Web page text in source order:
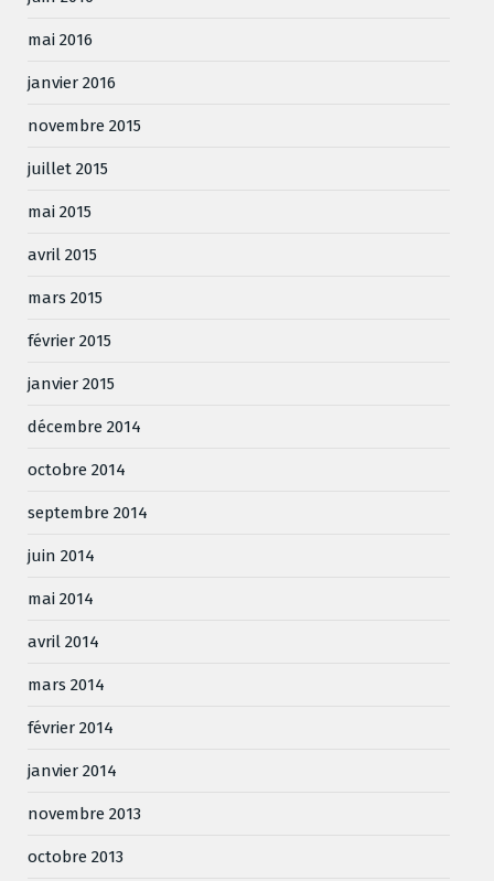
mai 2016
janvier 2016
novembre 2015
juillet 2015
mai 2015
avril 2015
mars 2015
février 2015
janvier 2015
décembre 2014
octobre 2014
septembre 2014
juin 2014
mai 2014
avril 2014
mars 2014
février 2014
janvier 2014
novembre 2013
octobre 2013